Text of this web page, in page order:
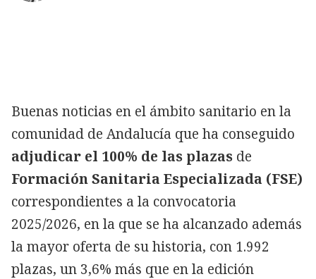
Buenas noticias en el ámbito sanitario en la
comunidad de Andalucía que ha conseguido
adjudicar el 100% de las plazas de
Formación Sanitaria Especializada (FSE)
correspondientes a la convocatoria
2025/2026, en la que se ha alcanzado además
la mayor oferta de su historia, con 1.992
plazas, un 3,6% más que en la edición